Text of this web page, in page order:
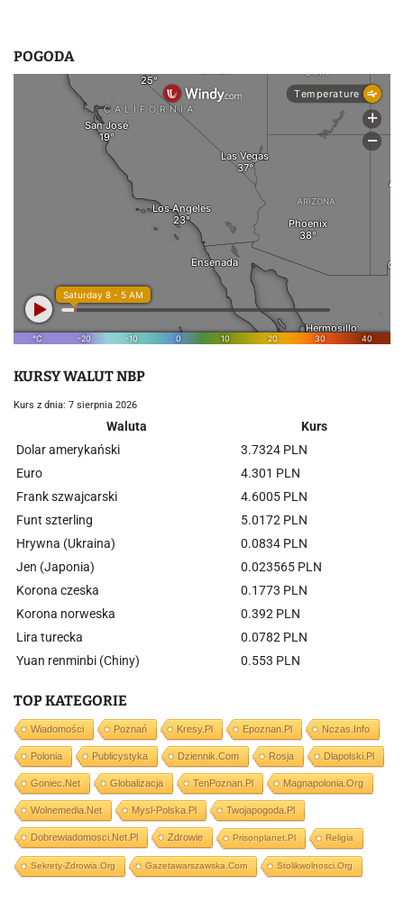
POGODA
KURSY WALUT NBP
Kurs z dnia: 7 sierpnia 2026
Waluta
Kurs
Dolar amerykański
3.7324 PLN
Euro
4.301 PLN
Frank szwajcarski
4.6005 PLN
Funt szterling
5.0172 PLN
Hrywna (Ukraina)
0.0834 PLN
Jen (Japonia)
0.023565 PLN
Korona czeska
0.1773 PLN
Korona norweska
0.392 PLN
Lira turecka
0.0782 PLN
Yuan renminbi (Chiny)
0.553 PLN
TOP KATEGORIE
Wiadomości Poznań Kresy.pl Epoznan.pl Nczas.info
Polonia Publicystyka Dziennik.com Rosja Dlapolski.pl
Goniec.net Globalizacja TenPoznan.pl Magnapolonia.org
Wolnemedia.net Mysl-Polska.pl Twojapogoda.pl
Dobrewiadomosci.net.pl Zdrowie Prisonplanet.pl Religia
Sekrety-Zdrowia.org Gazetawarszawska.com Stolikwolnosci.org